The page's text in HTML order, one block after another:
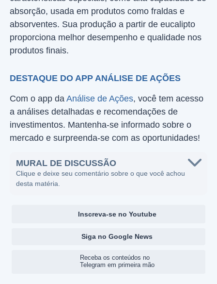
absorção, usada em produtos como fraldas e
absorventes. Sua produção a partir de eucalipto
proporciona melhor desempenho e qualidade nos
produtos finais.
DESTAQUE DO APP ANÁLISE DE AÇÕES
Com o app da Análise de Ações, você tem acesso
a análises detalhadas e recomendações de
investimentos. Mantenha-se informado sobre o
mercado e surpreenda-se com as oportunidades!
MURAL DE DISCUSSÃO
Clique e deixe seu comentário sobre o que você achou
desta matéria.
Inscreva-se no Youtube
Siga no Google News
Receba os conteúdos no
Telegram em primeira mão